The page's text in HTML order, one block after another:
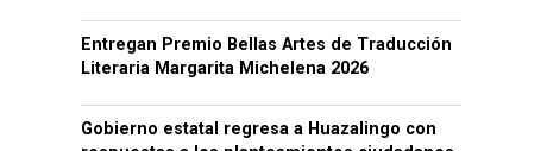
Entregan Premio Bellas Artes de Traducción
Literaria Margarita Michelena 2026
Gobierno estatal regresa a Huazalingo con